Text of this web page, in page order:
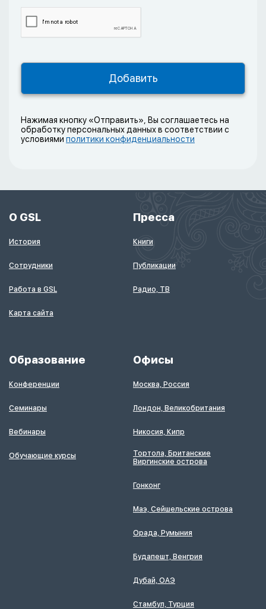
Нажимая кнопку «Отправить», Вы соглашаетесь на
обработку персональных данных в соответствии с
условиями политики конфиденциальности
О GSL
История
Сотрудники
Работа в GSL
Карта сайта
Пресса
Книги
Публикации
Радио, ТВ
Образование
Конференции
Семинары
Вебинары
Обучающие курсы
Офисы
Москва, Россия
Лондон, Великобритания
Никосия, Кипр
Тортола, Британские
Виргинские острова
Гонконг
Маэ, Сейшельские острова
Орада, Румыния
Будапешт, Венгрия
Дубай, ОАЭ
Стамбул, Турция